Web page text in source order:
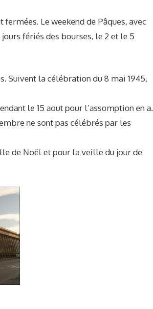
Le weekend de Pâques, avec
fériés des bourses, le 2 et le 5
Suivent la célébration du 8 mai 1945,
le 15 aout pour l’assomption en a.
ne sont pas célébrés par les
de Noël et pour la veille du jour de